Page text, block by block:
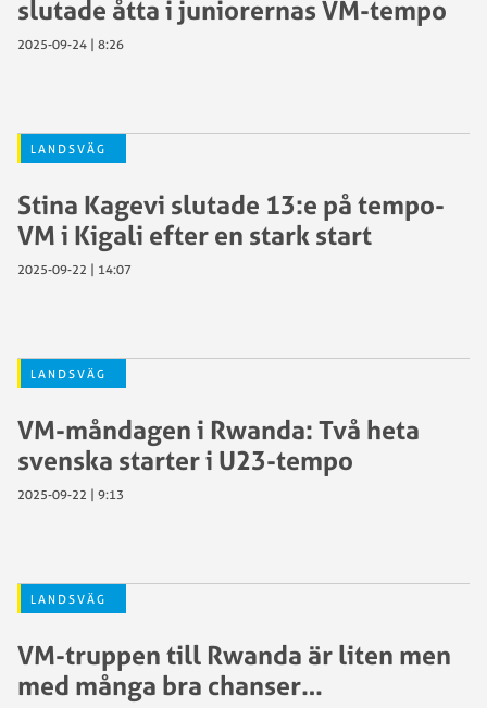
slutade åtta i juniorernas VM-tempo
2025-09-24 | 8:26
LANDSVÄG
Stina Kagevi slutade 13:e på tempo-
VM i Kigali efter en stark start
2025-09-22 | 14:07
LANDSVÄG
VM-måndagen i Rwanda: Två heta
svenska starter i U23-tempo
2025-09-22 | 9:13
LANDSVÄG
VM-truppen till Rwanda är liten men
med många bra chanser…